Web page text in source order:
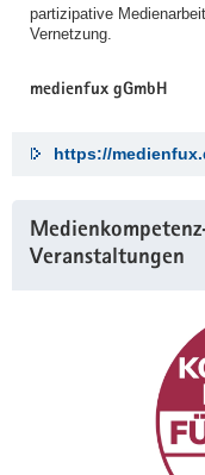
partizipative
Vernetzung.
medienfux gGmbH
https://
Veranstaltungen